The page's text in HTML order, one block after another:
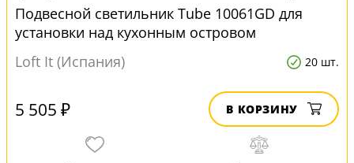
Подвесной светильник Tube 10061GD для
установки над кухонным островом
Loft It (Испания)
20 шт.
5 505 ₽ В КОРЗИНУ